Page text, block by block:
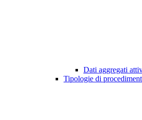
Dati aggregati
Tipologie di